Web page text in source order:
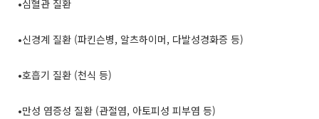
•심혈관 질환
•신경계 질환 (파킨슨병, 알츠하이머, 다발성경화증 등)
•호흡기 질환 (천식 등)
•만성 염증성 질환 (관절염, 아토피성 피부염 등)